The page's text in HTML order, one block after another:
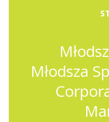
Młodsza